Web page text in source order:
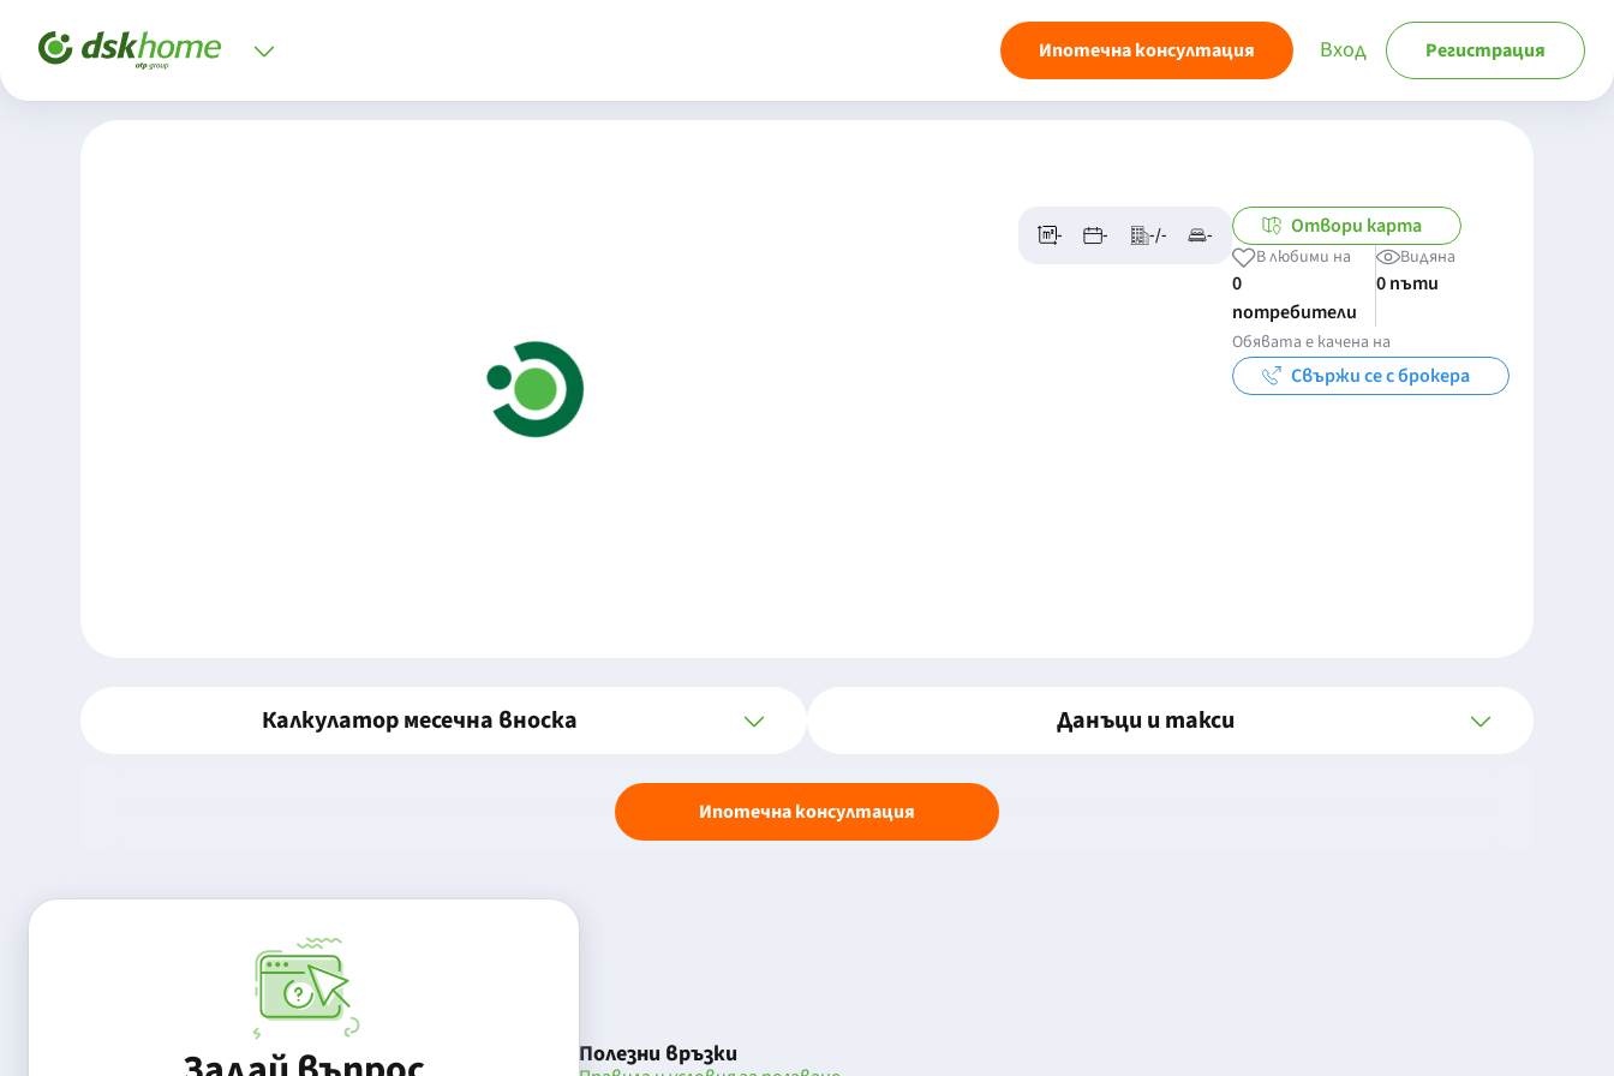
Ипотечна консултация Вход Регистрация
- - -/- - Отвори карта
В любими на
0
потребители
Видяна
0 пъти
Обявата е качена на
Свържи се с брокера
Калкулатор месечна вноска Данъци и такси
Ипотечна консултация
Полезни връзки